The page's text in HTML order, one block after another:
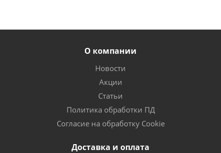
О компании
Новости
Акции
Статьи
Политика обработки ПД
Согласие на обработку Cookie
Доставка и оплата